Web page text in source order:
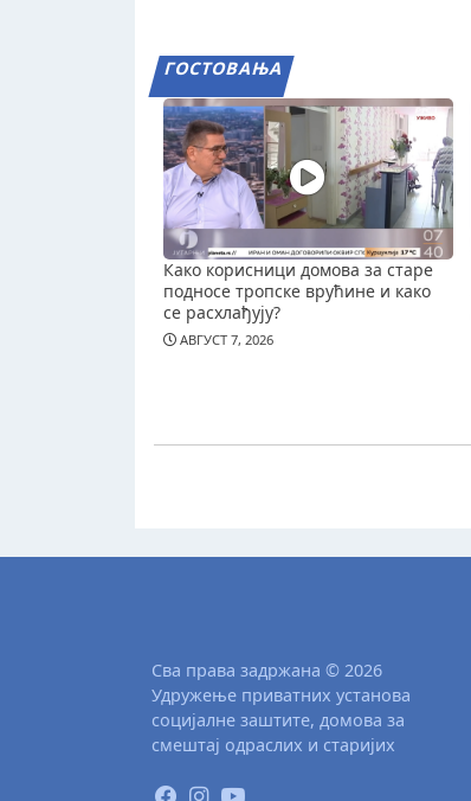
ГОСТОВАЊА
Како корисници домова за старе
подносе тропске врућине и како
се расхлађују?
АВГУСТ 7, 2026
Сва права задржана © 2026
Удружење приватних установа
социјалне заштите, домова за
смештај одраслих и старијих